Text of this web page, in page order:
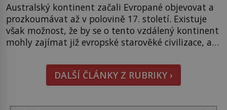
Australský kontinent začali Evropané objevovat a
prozkoumávat až v polovině 17. století. Existuje
však možnost, že by se o tento vzdálený kontinent
mohly zajímat již evropské starověké civilizace, a
zakreslovali do map záhadný kontinent Terra
Australis – Jižní zemi. Proč? Do jisté míry to byl
smysl pro […]
DALŠÍ ČLÁNKY Z RUBRIKY ›